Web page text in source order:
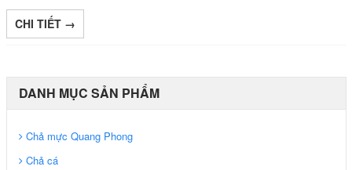
CHI TIẾT →
DANH MỤC SẢN PHẨM
Chả mực Quang Phong
Chả cá